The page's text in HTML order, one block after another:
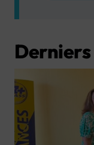
Derniers